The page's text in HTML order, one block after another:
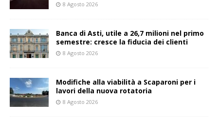
8 Agosto 2026
Banca di Asti, utile a 26,7 milioni nel primo
semestre: cresce la fiducia dei clienti
8 Agosto 2026
Modifiche alla viabilità a Scaparoni per i
lavori della nuova rotatoria
8 Agosto 2026